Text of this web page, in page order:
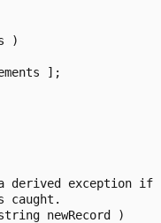
)
];
derived exception if
caught.
newRecord )